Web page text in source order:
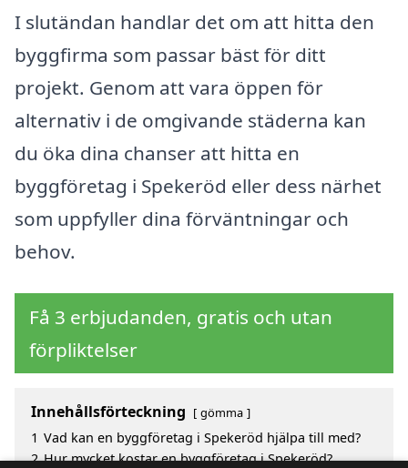
I slutändan handlar det om att hitta den
byggfirma som passar bäst för ditt
projekt. Genom att vara öppen för
alternativ i de omgivande städerna kan
du öka dina chanser att hitta en
byggföretag i Spekeröd eller dess närhet
som uppfyller dina förväntningar och
behov.
Få 3 erbjudanden, gratis och utan
förpliktelser
Innehållsförteckning gömma
1 Vad kan en byggföretag i Spekeröd hjälpa till med?
2 Hur mycket kostar en byggföretag i Spekeröd?